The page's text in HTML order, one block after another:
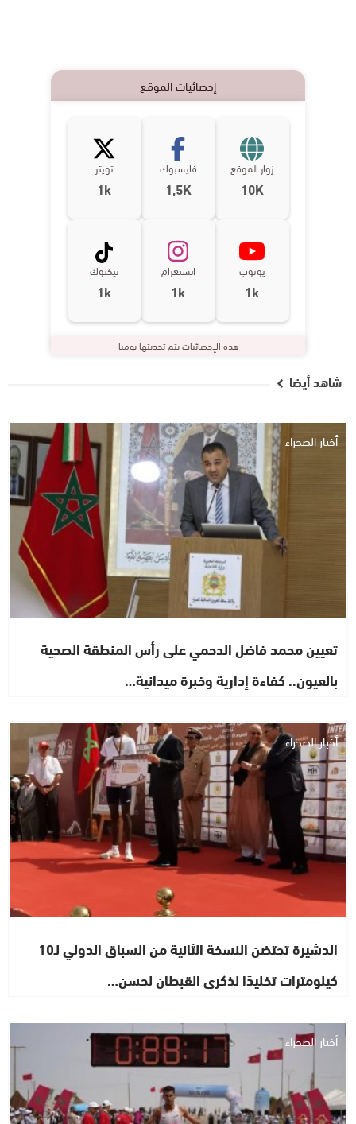
إحصائيات الموقع
زوار الموقع
10K
فايسبوك
1,5K
تويتر
1k
يوتوب
1k
انستغرام
1k
تيكتوك
1k
هذه الإحصائيات يتم تحديثها يوميا
شاهد أيضا
أخبار الصحراء
تعيين محمد فاضل الدحمي على رأس المنطقة الصحية
بالعيون.. كفاءة إدارية وخبرة ميدانية…
أخبار الصحراء
الدشيرة تحتضن النسخة الثانية من السباق الدولي لـ10
كيلومترات تخليدًا لذكرى القبطان لحسن…
أخبار الصحراء